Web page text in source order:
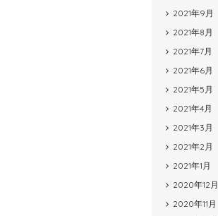
2021年9月
2021年8月
2021年7月
2021年6月
2021年5月
2021年4月
2021年3月
2021年2月
2021年1月
2020年12月
2020年11月